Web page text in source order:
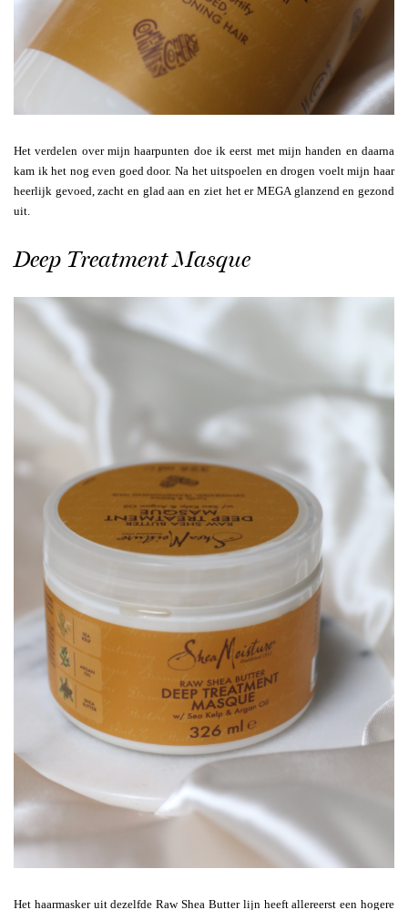
Het verdelen over mijn haarpunten doe ik eerst met mijn handen en daarna
kam ik het nog even goed door. Na het uitspoelen en drogen voelt mijn haar
heerlijk gevoed, zacht en glad aan en ziet het er MEGA glanzend en gezond
uit.
Deep Treatment Masque
Het haarmasker uit dezelfde Raw Shea Butter lijn heeft allereerst een hogere